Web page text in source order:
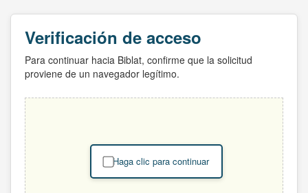
Verificación de acceso
Para continuar hacia Biblat, confirme que la solicitud
proviene de un navegador legítimo.
Haga clic para continuar